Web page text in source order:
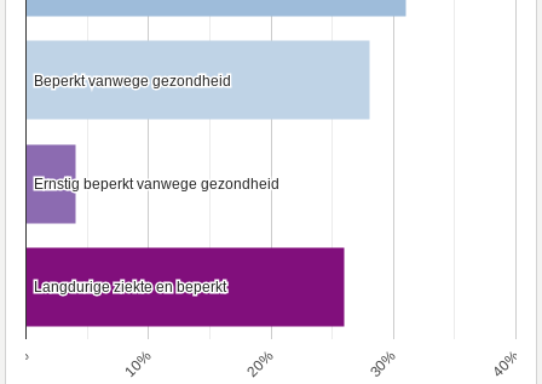
0% 10% 20% 30% 40%
Beperkt vanwege gezondheid
Beperkt vanwege gezondheid
Ernstig beperkt vanwege gezondheid
Ernstig beperkt vanwege gezondheid
Langdurige ziekte en beperkt
Langdurige ziekte en beperkt